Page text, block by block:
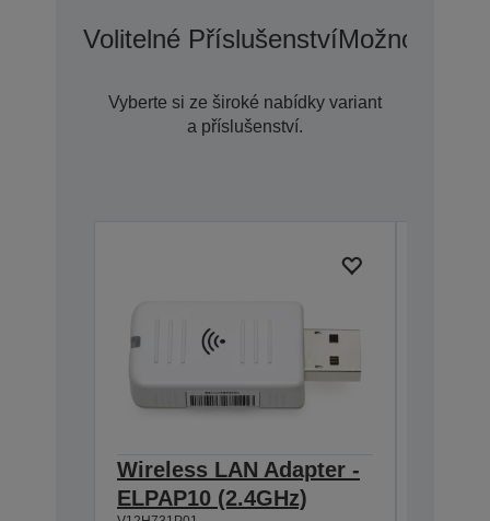
Volitelné PříslušenstvíMožnosti
Vyberte si ze široké nabídky variant
a příslušenství.
Wireless LAN Adapter -
ELPAP10 (2.4GHz)